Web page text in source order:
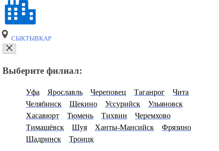
СЫКТЫВКАР
Выберите филиал:
Уфа Ярославль Череповец Таганрог
Чита
Челябинск
Щекино Уссурийск
Ульяновск
Хасавюрт
Тюмень Тихвин
Черемхово
Тимашёвск
Шуя Ханты-Мансийск
Фрязино
Шадринск
Троицк